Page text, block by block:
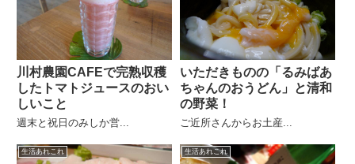
川村農園CAFEで完熟収穫
したトマトジュースのおい
しいこと
週末と祝日のみしか営...
いただきものの「るみばあ
ちゃんのおうどん」と清和
の野菜！
ご近所さんからお土産...
生活あれこれ 生活あれこれ